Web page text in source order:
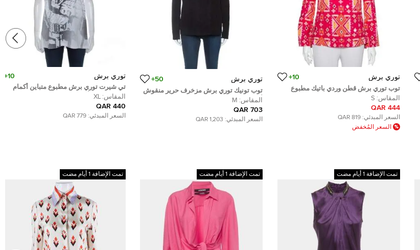
توري برش 10+
توب توري برش قطن وردي باتيك مطبوع
مزخرف نمط واسع مقاس كبير - لارج
المقاس: S
444 QAR
السعر المبدئي: 819 QAR
السعر المُخفض
توري برش 50+
توب تونيك توري برش مزخرف حرير منقوش
أسود M
المقاس: M
703 QAR
السعر المبدئي: 1,203 QAR
توري برش 10+
تي شيرت توري برش مطبوع متباين أكمام
فرينش قطن أبيض XL
المقاس: XL
440 QAR
السعر المبدئي: 779 QAR
تمت الإضافة 1 أيام مضت تمت الإضافة 1 أيام مضت تمت الإضافة 1 أيام مضت